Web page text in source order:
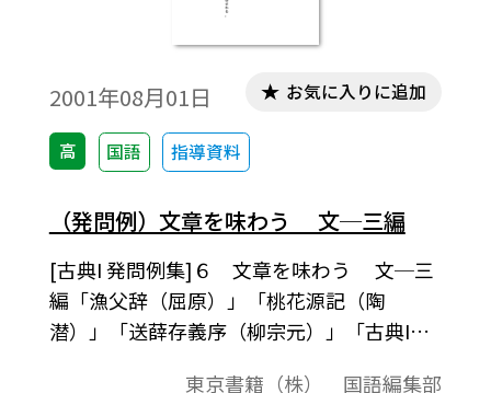
2001年08月01日
高 国語 指導資料
お気に入りに追加
（発問例）文章を味わう 文─三編
[古典I 発問例集]６ 文章を味わう 文─三
編「漁父辞（屈原）」「桃花源記（陶
潜）」「送薛存義序（柳宗元）」「古典I
東京書籍（株） 国語編集部